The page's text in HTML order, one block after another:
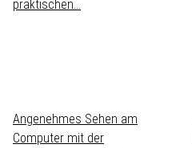
Angenehmes Sehen am
Computer mit der